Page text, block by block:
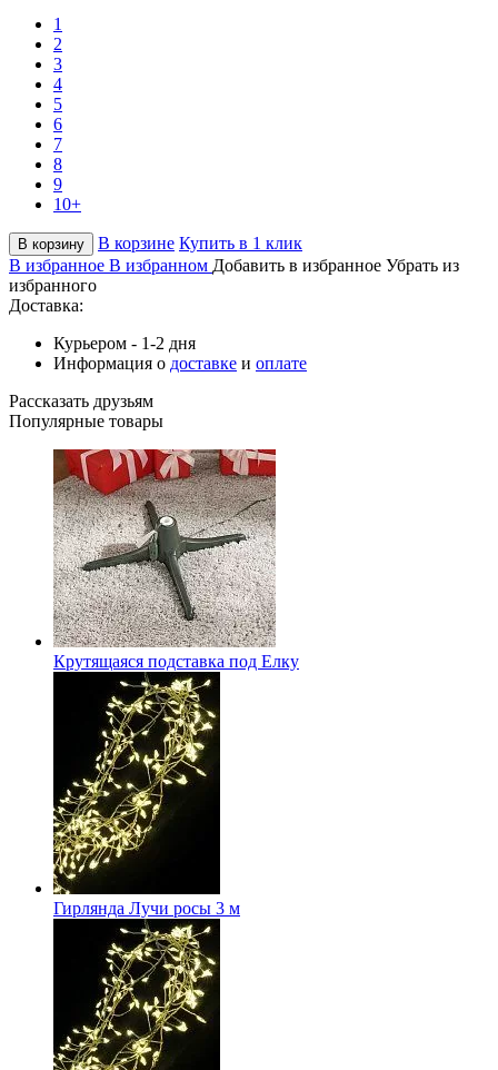
1
2
3
4
5
6
7
8
9
10+
В корзину В корзине Купить в 1 клик
В избранное В избранном Добавить в избранное Убрать из
избранного
Доставка:
Курьером - 1-2 дня
Информация о доставке и оплате
Рассказать друзьям
Популярные товары
Крутящаяся подставка под Елку
Гирлянда Лучи росы 3 м